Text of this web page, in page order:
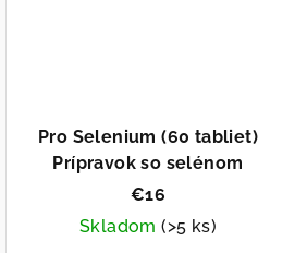
Pro Selenium (60 tabliet)
Prípravok so selénom
€16
Skladom(>5 ks)